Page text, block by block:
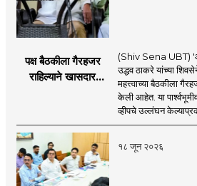
पक्ष बैठकीला गैरहजर
राहिल्याने खासदार
काय सांगतो?
(Shiv Sena UBT)
उद्धव ठाकरे यांच्या
महत्त्वाच्या बैठकीला
केली आहेत. या
व्हीपचे उल्लंघन
१८ जून २०२६